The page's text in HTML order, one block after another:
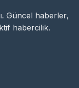
Güncel haberler,
habercilik.